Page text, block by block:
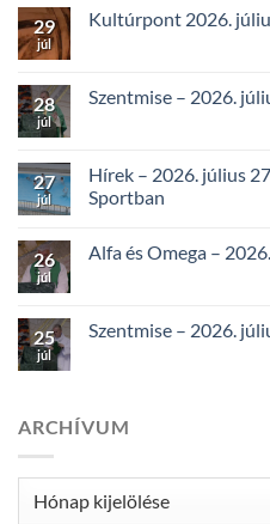
29
júl
Kultúrpont 2026.
28
júl
Szentmise – 2026.
27
júl
Hírek – 2026. július
Sportban
26
júl
Alfa és Omega –
25
júl
Szentmise – 2026.
ARCHÍVUM
Archívum